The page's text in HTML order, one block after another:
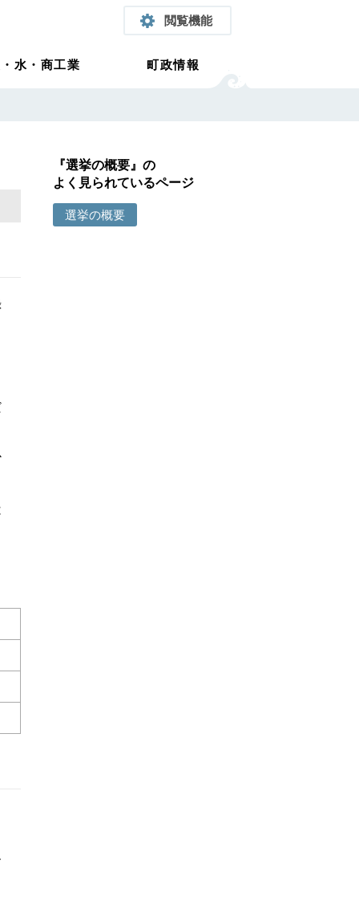
閲覧機能
水・商工業 町政情報
『選挙の概要』の
よく見られているページ
選挙の概要